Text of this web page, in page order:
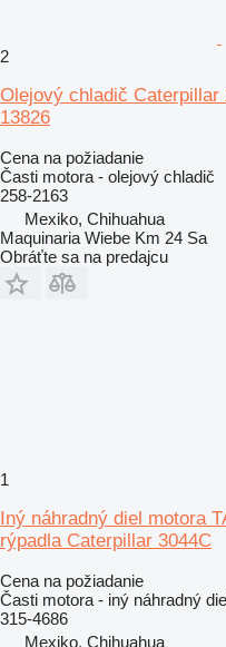
2
Olejový chladič Caterpillar
13826
Cena na požiadanie
Časti motora - olejový chladič
258-2163
Mexiko, Chihuahua
Maquinaria Wiebe Km 24 Sa
Obráťte sa na predajcu
1
Iný náhradný diel motora
rýpadla Caterpillar 3044C
Cena na požiadanie
Časti motora - iný náhradný
315-4686
Mexiko, Chihuahua